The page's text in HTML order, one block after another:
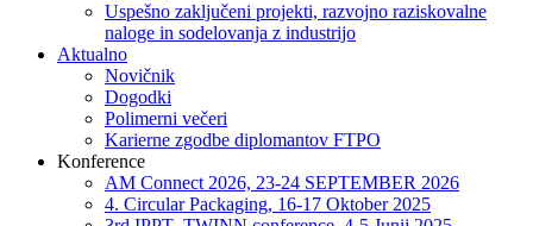
Uspešno zaključeni projekti, razvojno raziskovalne
naloge in sodelovanja z industrijo
Aktualno
Novičnik
Dogodki
Polimerni večeri
Karierne zgodbe diplomantov FTPO
Konference
AM Connect 2026, 23-24 SEPTEMBER 2026
4. Circular Packaging, 16-17 Oktober 2025